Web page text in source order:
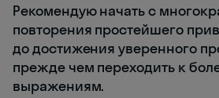
Рекомендую начать с
повторения простейшего
до достижения уверенного
прежде чем переходить к
выражениям.